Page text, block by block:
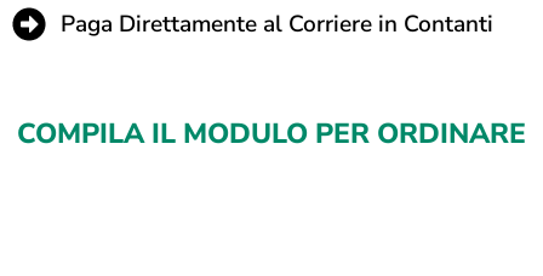
Paga Direttamente al Corriere in Contanti
COMPILA IL MODULO PER ORDINARE